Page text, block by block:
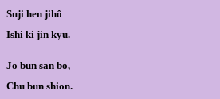
Suji hen jihô
Ishi ki jin kyu.
Jo bun san bo,
Chu bun shion.